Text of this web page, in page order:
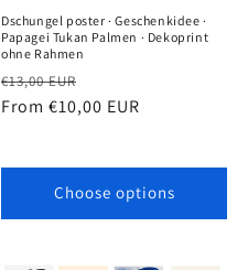
Dschungel poster · Geschenkidee ·
Papagei Tukan Palmen · Dekoprint
ohne Rahmen
Regular
price
€13,00 EUR
price
From €10,00 EUR
Choose options